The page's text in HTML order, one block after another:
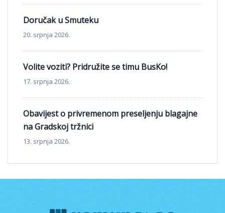
Doručak u Smuteku
20. srpnja 2026.
Volite voziti? Pridružite se timu BusKo!
17. srpnja 2026.
Obavijest o privremenom preseljenju blagajne
na Gradskoj tržnici
13. srpnja 2026.